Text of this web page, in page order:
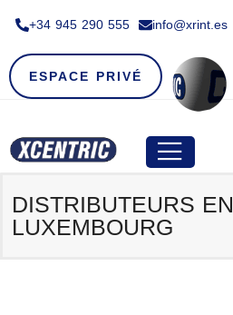
+34 945 290 555​ info@xrint.es
ESPACE PRIVÉ
DISTRIBUTEURS EN
LUXEMBOURG